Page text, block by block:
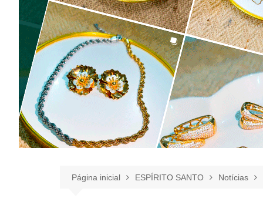
Página inicial ESPÍRITO SANTO Notícias